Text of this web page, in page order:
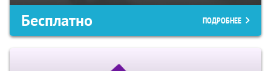
Бесплатно ПОДРОБНЕЕ